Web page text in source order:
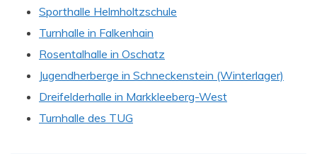
Sporthalle Helmholtzschule
Turnhalle in Falkenhain
Rosentalhalle in Oschatz
Jugendherberge in Schneckenstein (Winterlager)
Dreifelderhalle in Markkleeberg-West
Turnhalle des TUG